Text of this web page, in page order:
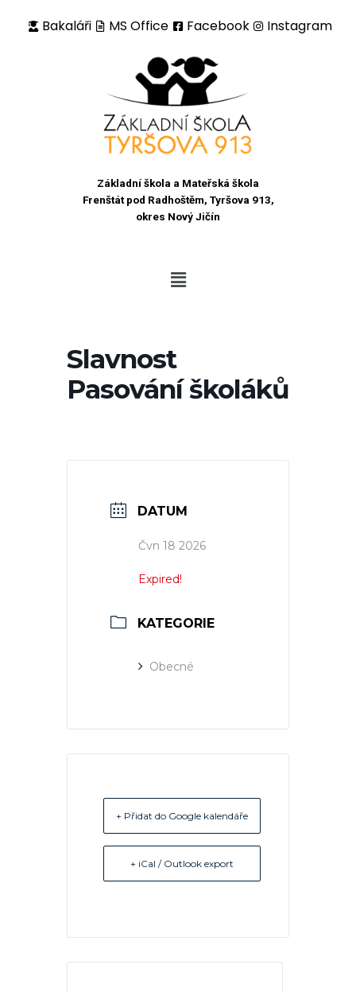
Bakaláři MS Office Facebook Instagram
Základní škola a Mateřská škola
Frenštát pod Radhoštěm, Tyršova 913,
okres Nový Jičín
Slavnost
Pasování školáků
DATUM
Čvn 18 2026
Expired!
KATEGORIE
Obecné
+ Přidat do Google kalendáře
+ iCal / Outlook export